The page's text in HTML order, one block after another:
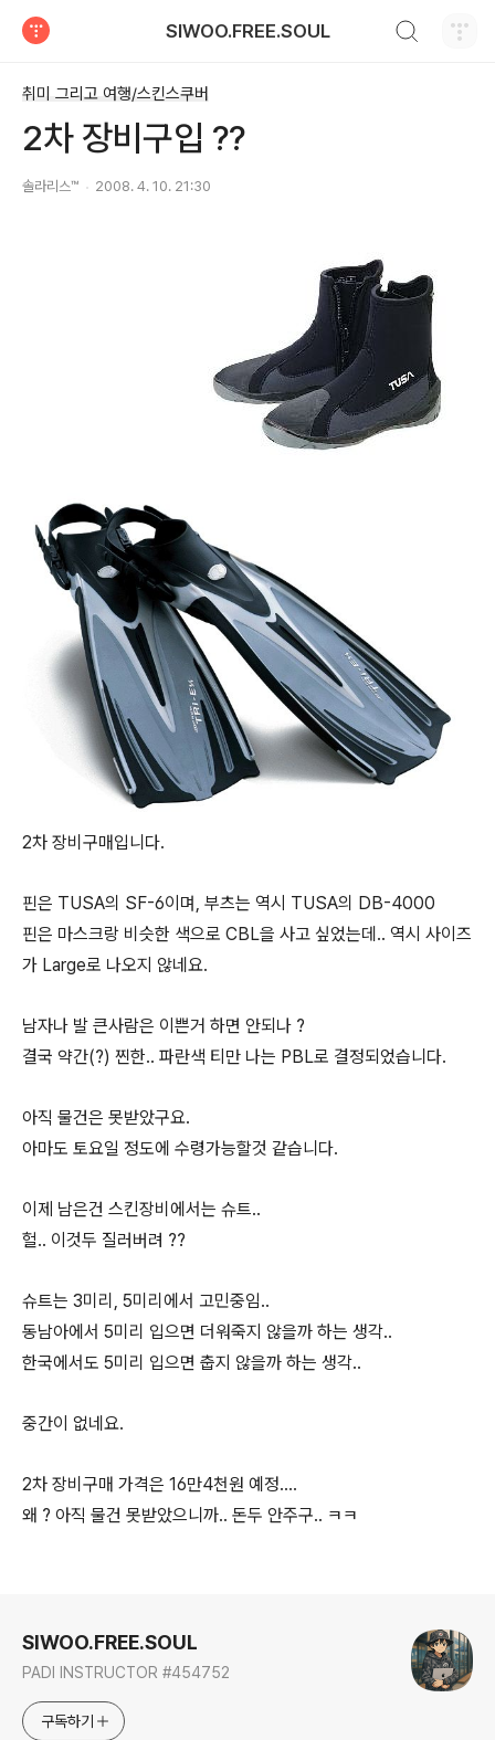
SIWOO.FREE.SOUL
취미 그리고 여행/스킨스쿠버
2차 장비구입 ??
솔라리스™ 2008. 4. 10. 21:30
2차 장비구매입니다.
핀은 TUSA의 SF-6이며, 부츠는 역시 TUSA의 DB-4000
핀은 마스크랑 비슷한 색으로 CBL을 사고 싶었는데.. 역시 사이즈
가 Large로 나오지 않네요.
남자나 발 큰사람은 이쁜거 하면 안되나 ?
결국 약간(?) 찐한.. 파란색 티만 나는 PBL로 결정되었습니다.
아직 물건은 못받았구요.
아마도 토요일 정도에 수령가능할것 같습니다.
이제 남은건 스킨장비에서는 슈트..
헐.. 이것두 질러버려 ??
슈트는 3미리, 5미리에서 고민중임..
동남아에서 5미리 입으면 더워죽지 않을까 하는 생각..
한국에서도 5미리 입으면 춥지 않을까 하는 생각..
중간이 없네요.
2차 장비구매 가격은 16만4천원 예정....
왜 ? 아직 물건 못받았으니까.. 돈두 안주구.. ㅋㅋ
SIWOO.FREE.SOUL
PADI INSTRUCTOR #454752
구독하기